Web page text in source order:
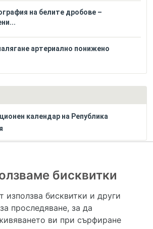
на белите дробове –
артериално понижено
календар на Република
зравен или сроден специалист и НЕ дава медицински
съвети. Hapche.bg НЕ се явява медицинска услуга и НЕ
Hapche.bg НЕ препоръчва медицински и други здравни и
бисквитки
използва бисквитки и други
проследяване, за да
ви при сърфиране